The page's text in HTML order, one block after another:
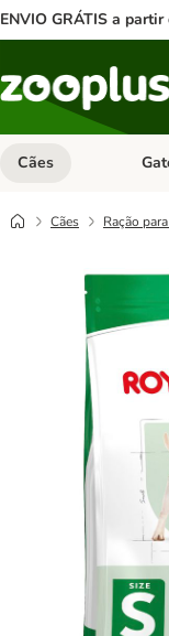
ENVIO GRÁTIS a
Cães Abrir
Cães Ração